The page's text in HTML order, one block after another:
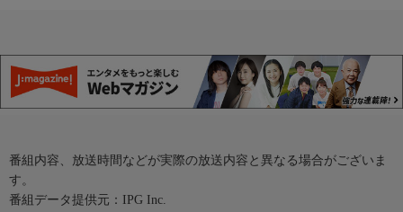
番組内容、放送時間などが実際の放送内容と異なる場合がございま
す。
番組データ提供元：IPG Inc.